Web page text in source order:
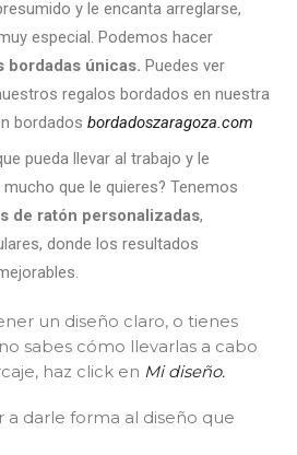
y le encanta arreglarse,
especial. Podemos hacer
bordadas únicas. Puedes ver
regalos bordados en nuestra
bordados bordadoszaragoza.com
pueda llevar al trabajo y le
que le quieres? Tenemos
de ratón personalizadas,
donde los resultados
un diseño claro, o tienes
sabes cómo llevarlas a cabo
haz click en Mi diseño.
a darle forma al diseño que